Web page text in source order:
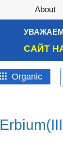
About
САЙТ
Оrganic